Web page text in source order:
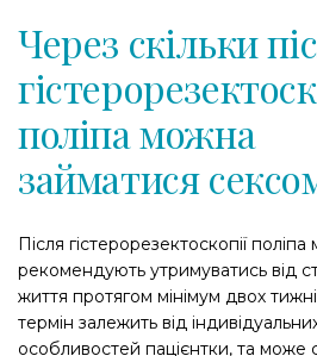
Через скільки
поліпа можна
займатися
Після гістерорезектоскопії поліпа
рекомендують утримуватись від
життя протягом мінімум двох
термін залежить від
особливостей пацієнтки, та може